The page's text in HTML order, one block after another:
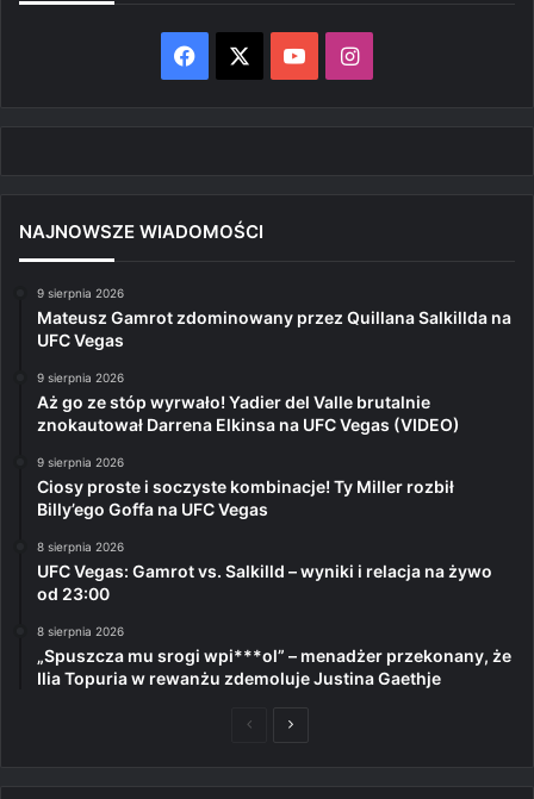
Facebook YouTubeInstagram
NAJNOWSZE WIADOMOŚCI
9 sierpnia 2026
Mateusz Gamrot zdominowany przez Quillana Salkillda na
UFC Vegas
9 sierpnia 2026
Aż go ze stóp wyrwało! Yadier del Valle brutalnie
znokautował Darrena Elkinsa na UFC Vegas (VIDEO)
9 sierpnia 2026
Ciosy proste i soczyste kombinacje! Ty Miller rozbił
Billy’ego Goffa na UFC Vegas
8 sierpnia 2026
UFC Vegas: Gamrot vs. Salkilld – wyniki i relacja na żywo
od 23:00
8 sierpnia 2026
„Spuszcza mu srogi wpi***ol” – menadżer przekonany, że
Ilia Topuria w rewanżu zdemoluje Justina Gaethje
PoprzedniaNastępna